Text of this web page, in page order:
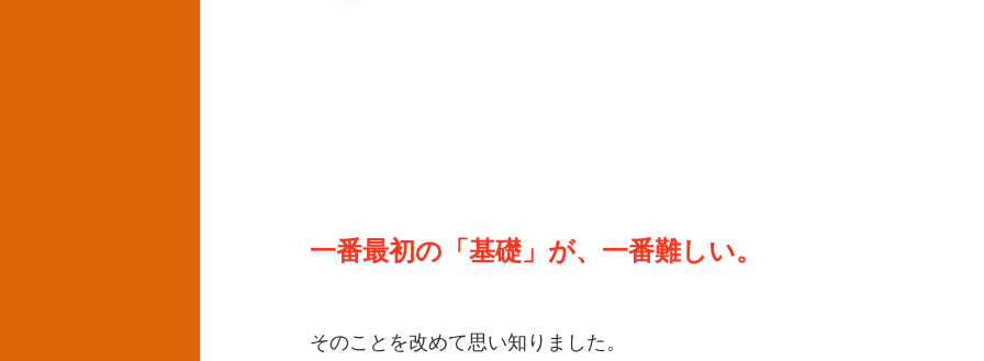
一番最初の「基礎」が、一番難しい。
そのことを改めて思い知りました。